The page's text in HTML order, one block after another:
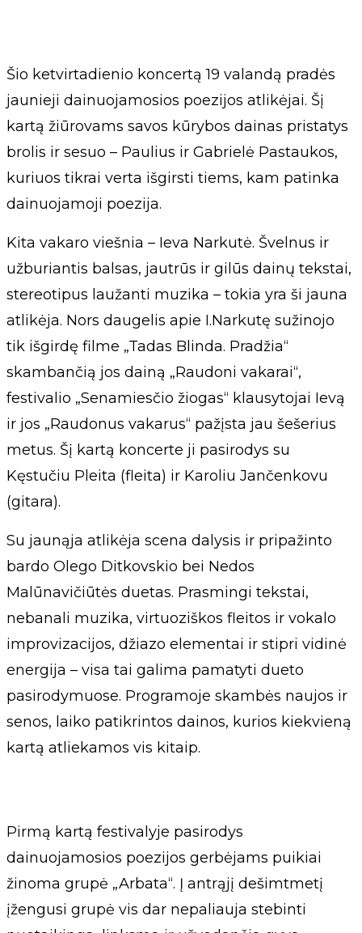
Šio ketvirtadienio koncertą 19 valandą pradės
jaunieji dainuojamosios poezijos atlikėjai. Šį
kartą žiūrovams savos kūrybos dainas pristatys
brolis ir sesuo – Paulius ir Gabrielė Pastaukos,
kuriuos tikrai verta išgirsti tiems, kam patinka
dainuojamoji poezija.
Kita vakaro viešnia – Ieva Narkutė. Švelnus ir
užburiantis balsas, jautrūs ir gilūs dainų tekstai,
stereotipus laužanti muzika – tokia yra ši jauna
atlikėja. Nors daugelis apie I.Narkutę sužinojo
tik išgirdę filme „Tadas Blinda. Pradžia“
skambančią jos dainą „Raudoni vakarai“,
festivalio „Senamiesčio žiogas“ klausytojai Ievą
ir jos „Raudonus vakarus“ pažįsta jau šešerius
metus. Šį kartą koncerte ji pasirodys su
Kęstučiu Pleita (fleita) ir Karoliu Jančenkovu
(gitara).
Su jaunąja atlikėja scena dalysis ir pripažinto
bardo Olego Ditkovskio bei Nedos
Malūnavičiūtės duetas. Prasmingi tekstai,
nebanali muzika, virtuoziškos fleitos ir vokalo
improvizacijos, džiazo elementai ir stipri vidinė
energija – visa tai galima pamatyti dueto
pasirodymuose. Programoje skambės naujos ir
senos, laiko patikrintos dainos, kurios kiekvieną
kartą atliekamos vis kitaip.
Pirmą kartą festivalyje pasirodys
dainuojamosios poezijos gerbėjams puikiai
žinoma grupė „Arbata“. Į antrąjį dešimtmetį
įžengusi grupė vis dar nepaliauja stebinti